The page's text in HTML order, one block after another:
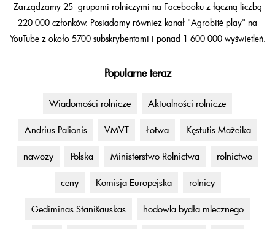
Zarządzamy 25 grupami rolniczymi na Facebooku z łączną liczbą
220 000 członków. Posiadamy również kanał "Agrobitė play" na
YouTube z około 5700 subskrybentami i ponad 1 600 000 wyświetleń.
Popularne teraz
Wiadomości rolnicze Aktualności rolnicze
Andrius Palionis VMVT Łotwa Kęstutis Mažeika
nawozy Polska Ministerstwo Rolnictwa rolnictwo
ceny Komisja Europejska rolnicy
Gediminas Stanišauskas hodowla bydła mlecznego